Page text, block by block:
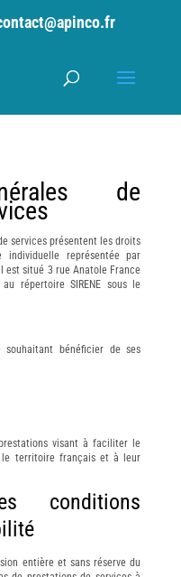
de
services présentent les droits
individuelle représentée par
est situé 3 rue Anatole France
répertoire SIRENE sous le
bénéficier de ses
visant à faciliter le
le territoire français et à leur
conditions
entière et sans réserve du